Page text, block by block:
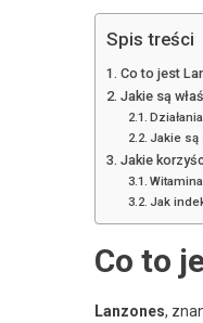
Spis treści
Co to jest
Jakie są
Jakie są
Jakie
Jak
Co to
Lanzones,